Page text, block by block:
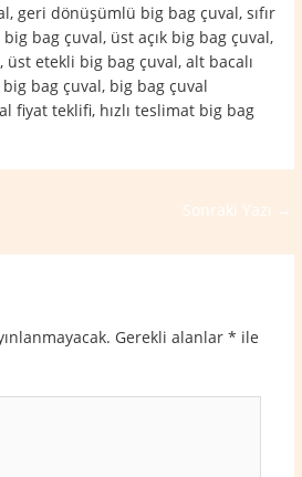
geri dönüşümlü big bag çuval, sıfır
bag çuval, üst açık big bag çuval,
üst etekli big bag çuval, alt bacalı
bag çuval, big bag çuval
fiyat teklifi, hızlı teslimat big bag
Sonraki Yazı →
Gerekli alanlar * ile